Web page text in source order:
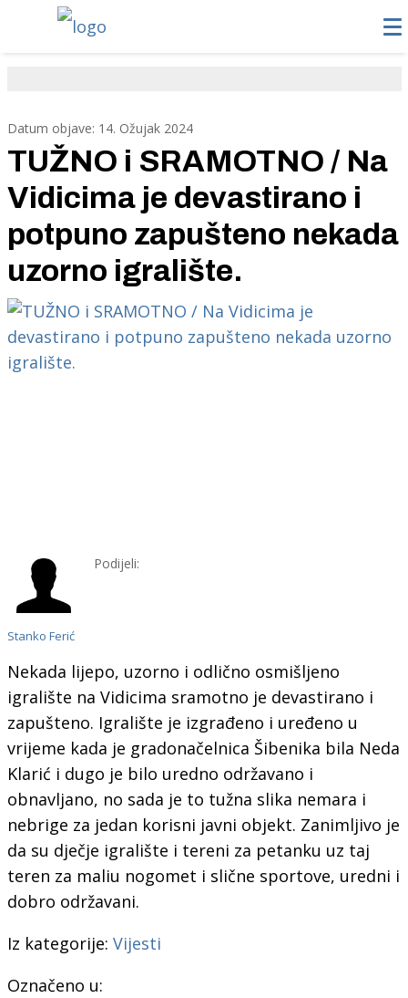
Datum objave: 14. Ožujak 2024
TUŽNO i SRAMOTNO / Na
Vidicima je devastirano i
potpuno zapušteno nekada
uzorno igralište.
Stanko Ferić
Podijeli:
Nekada lijepo, uzorno i odlično osmišljeno
igralište na Vidicima sramotno je devastirano i
zapušteno. Igralište je izgrađeno i uređeno u
vrijeme kada je gradonačelnica Šibenika bila Neda
Klarić i dugo je bilo uredno održavano i
obnavljano, no sada je to tužna slika nemara i
nebrige za jedan korisni javni objekt. Zanimljivo je
da su dječje igralište i tereni za petanku uz taj
teren za maliu nogomet i slične sportove, uredni i
dobro održavani.
Iz kategorije: Vijesti
Označeno u: